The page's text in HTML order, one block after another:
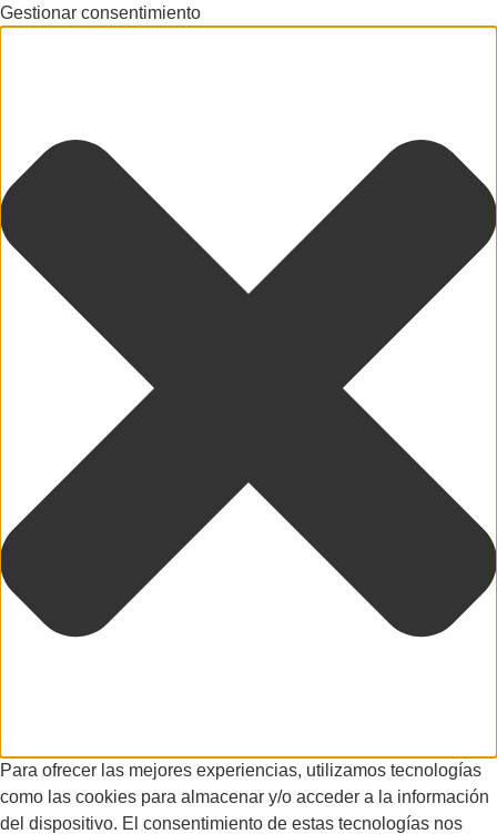
Gestionar consentimiento
Para ofrecer las mejores experiencias, utilizamos tecnologías
como las cookies para almacenar y/o acceder a la información
del dispositivo. El consentimiento de estas tecnologías nos